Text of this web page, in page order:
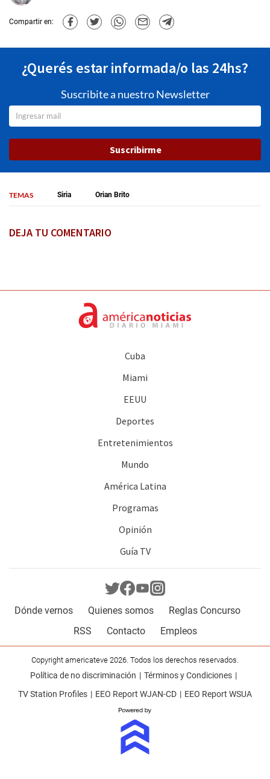
Compartir en:
¿Querés estar informada/o las 24hs?
Suscribite a nuestro Newsletter
Suscribirme
TEMAS Siria Orian Brito
DEJA TU COMENTARIO
Cuba
Miami
EEUU
Deportes
Entretenimientos
Mundo
América Latina
Programas
Opinión
Guía TV
Dónde vernos Quienes somos
Reglas Concurso
RSS
Contacto Empleos
Copyright americateve 2026. Todos los derechos reservados.
Política de no discriminación
Términos y Condiciones
TV Station Profiles
EEO Report WJAN-CD EEO Report WSUA